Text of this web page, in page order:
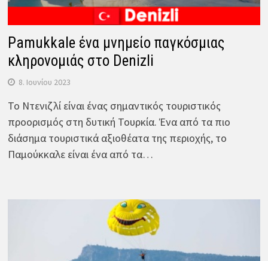
Pamukkale ένα μνημείο παγκόσμιας
κληρονομιάς στο Denizli
8. Ιουνίου 2023
Το Ντενιζλί είναι ένας σημαντικός τουριστικός
προορισμός στη δυτική Τουρκία. Ένα από τα πιο
διάσημα τουριστικά αξιοθέατα της περιοχής, το
Παμούκκαλε είναι ένα από τα…